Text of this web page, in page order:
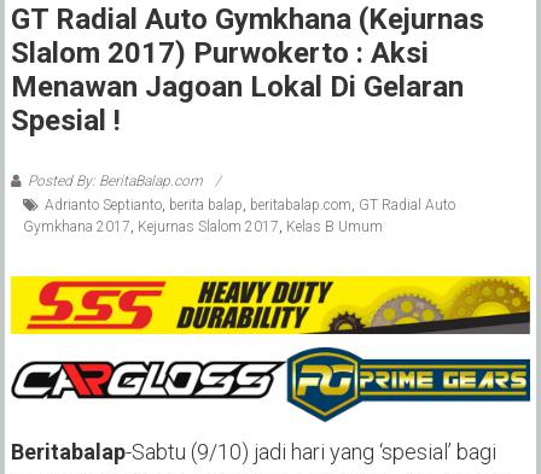
GT Radial Auto Gymkhana (Kejurnas
Slalom 2017) Purwokerto : Aksi
Menawan Jagoan Lokal Di Gelaran
Spesial !
Posted By: BeritaBalap.com
Adrianto Septianto, berita balap, beritabalap.com, GT Radial Auto
Gymkhana 2017, Kejurnas Slalom 2017, Kelas B Umum
Beritabalap-Sabtu (9/10) jadi hari yang ‘spesial’ bagi